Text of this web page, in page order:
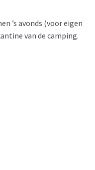
’s avonds (voor eigen
van de camping.